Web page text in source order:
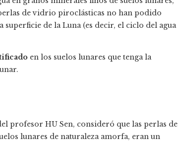
de vidrio piroclásticas no han podido
de la Luna (es decir, el ciclo del agua
en los suelos lunares que tenga la
profesor HU Sen, consideró que las perlas de
lunares de naturaleza amorfa, eran un